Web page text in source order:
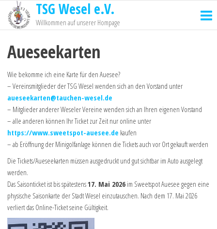
TSG Wesel e.V.
Willkommen auf unserer Hompage
Aueseekarten
Wie bekomme ich eine Karte für den Auesee?
– Vereinsmitglieder der TSG Wesel wenden sich an den Vorstand unter
aueseekarten@tauchen-wesel.de
– Mitglieder anderer Weseler Vereine wenden sich an Ihren eigenen Vorstand
– alle anderen können Ihr Ticket zur Zeit nur online unter
https://www.sweetspot-auesee.de kaufen
– ab Eröffnung der Minigolfanlage können die Tickets auch vor Ort gekauft werden
Die Tickets/Aueseekarten müssen ausgedruckt und gut sichtbar im Auto ausgelegt
werden.
Das Saisonticket ist bis spätestens17. Mai 2026 im Sweetspot Auesee gegen eine
physische Saisonkarte der Stadt Wesel einzutauschen. Nach dem 17. Mai 2026
verliert das Online-Ticket seine Gültigkeit.